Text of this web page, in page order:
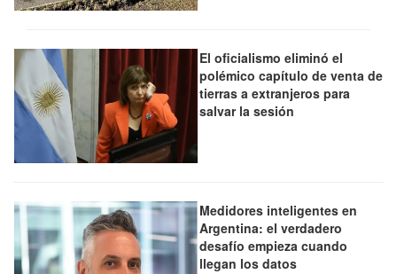
El oficialismo eliminó el
polémico capítulo de venta de
tierras a extranjeros para
salvar la sesión
Medidores inteligentes en
Argentina: el verdadero
desafío empieza cuando
llegan los datos